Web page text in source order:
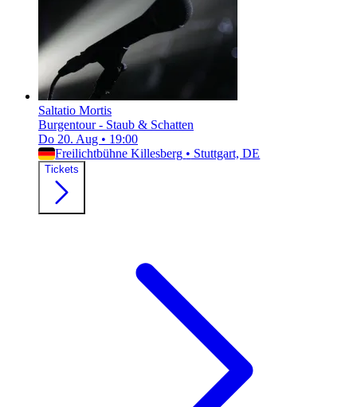
Saltatio Mortis
Burgentour - Staub & Schatten
Do 20. Aug • 19:00
Freilichtbühne Killesberg • Stuttgart, DE
Tickets